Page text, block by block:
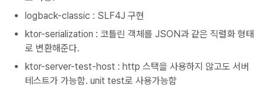
logback-classic : SLF4J 구현
ktor-serialization : 코틀린 객체를 JSON과 같은 직렬화 형태
로 변환해준다.
ktor-server-test-host : http 스택을 사용하지 않고도 서버
테스트가 가능함. unit test로 사용가능함